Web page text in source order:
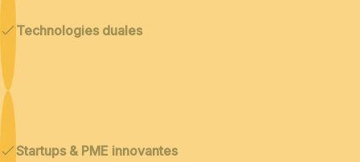
Technologies duales
Startups & PME innovantes